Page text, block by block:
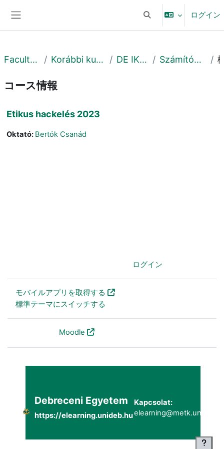
検索入力に切り替える
ログイン
Faculty of Informatics Korábbi kurzusok - Previous courses DE IK - 2021. ősz - Fall Számítógéptudományi Tanszék
コース情報
Etikus hackelés 2023
Oktató: Bertók Csanád
ログイン
モバイルアプリを取得する
標準テーマにスイッチする
Moodle
Debreceni Egyetem
https://elearning.unideb.hu
Kapcsolat: